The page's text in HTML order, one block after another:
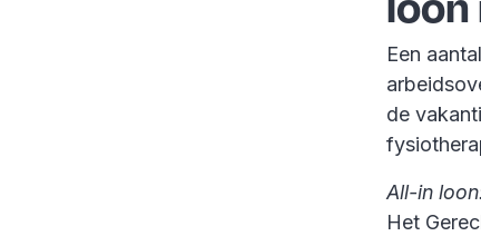
Een
de
All-in
Het